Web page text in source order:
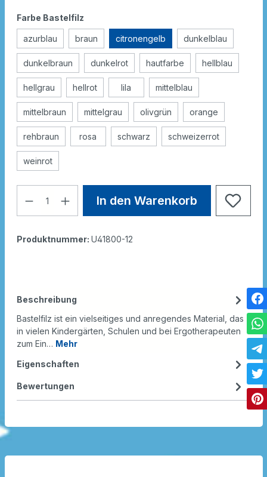
Farbe Bastelfilz
azurblau braun citronengelb dunkelblau
dunkelbraun dunkelrot hautfarbe hellblau
hellgrau hellrot lila mittelblau
mittelbraun mittelgrau olivgrün orange
rehbraun rosa schwarz schweizerrot
weinrot
In den Warenkorb
Produktnummer: U41800-12
Beschreibung
Bastelfilz ist ein vielseitiges und anregendes Material, das
in vielen Kindergärten, Schulen und bei Ergotherapeuten
zum Ein… Mehr
Eigenschaften
Bewertungen